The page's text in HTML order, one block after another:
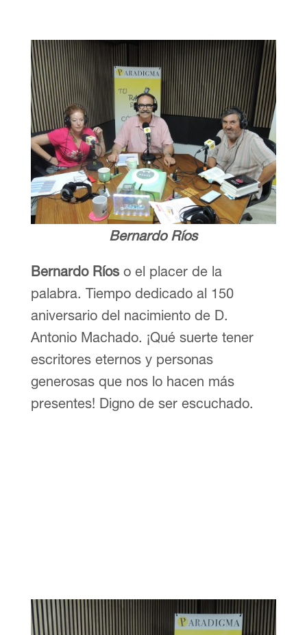
Bernardo Ríos
Bernardo Ríoso el placer de la
palabra. Tiempo dedicado al 150
aniversario del nacimiento de D.
Antonio Machado. ¡Qué suerte tener
escritores eternos y personas
generosas que nos lo hacen más
presentes! Digno de ser escuchado.